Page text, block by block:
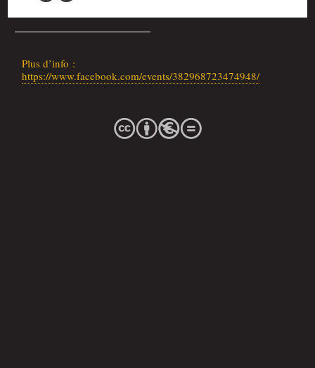
Plus d’in­fo :
https://www.facebook.com/events/382968723474948/